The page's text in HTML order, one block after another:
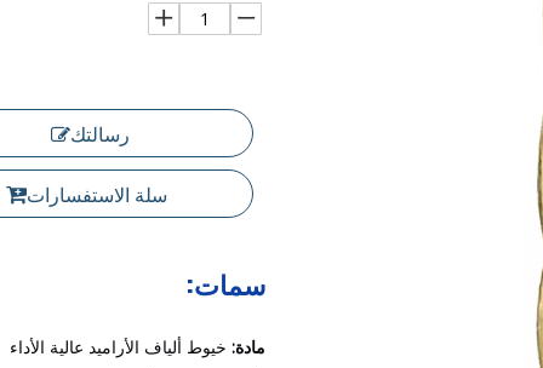
رسالتك
سلة الاستفسارات
سمات:
مادة: خيوط ألياف الأراميد عالية الأداء